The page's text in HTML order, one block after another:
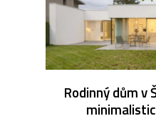
Rodinný dům v